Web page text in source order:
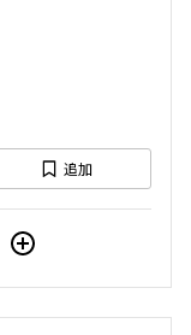
フリーレント
追加
追加